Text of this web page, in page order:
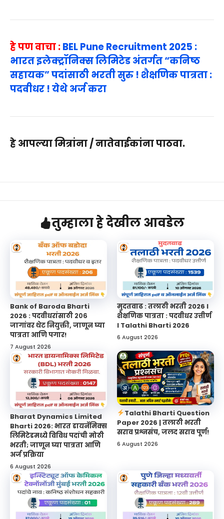
हे पण वाचा :BEL Pune Recruitment 2025 :
भारत इलेक्ट्रॉनिक्स लिमिटेड अंतर्गत “कनिष्ठ
सहायक” पदांसाठी भरती सुरु ! शैक्षणिक पात्रता :
पदवीधर ! येथे अर्ज करा
हे आपल्या मित्रांना / नातेवाईकांना पाठवा.
तुम्हाला हे देखील आवडेल
Bank of Baroda Bharti
2026 : पदवीधरांसाठी २०६
जागांवर थेट नियुक्ती, जाणून घ्या
पात्रता आणि पगार!
7 August 2026
मुदतवाढ : तलाठी भरती 2026 l
शैक्षणिक पात्रता : पदवीधर उत्तीर्ण
l Talathi Bharti 2026
6 August 2026
Bharat Dynamics Limited
Bharti 2026: भारत डायनॅमिक्स
लिमिटेडमध्ये विविध पदांची मोठी
भरती; जाणून घ्या पात्रता आणि
अर्ज प्रक्रिया
6 August 2026
Talathi Bharti Question
Paper 2026 | तलाठी भरती
सराव प्रश्नसंच, जलद सराव पूर्ण!
6 August 2026